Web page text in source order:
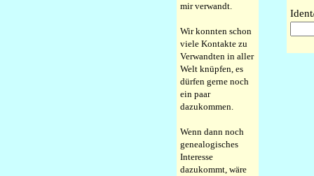
mir verwandt.
Wir konnten schon
viele Kontakte zu
Verwandten in aller
Welt knüpfen, es
dürfen gerne noch
ein paar
dazukommen.
Wenn dann noch
genealogisches
Interesse
dazukommt, wäre